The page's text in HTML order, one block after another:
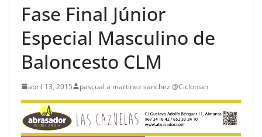
Fase Final Júnior
Especial Masculino de
Baloncesto CLM
abril 13, 2015 pascual a martinez sanchez @Ciclonian